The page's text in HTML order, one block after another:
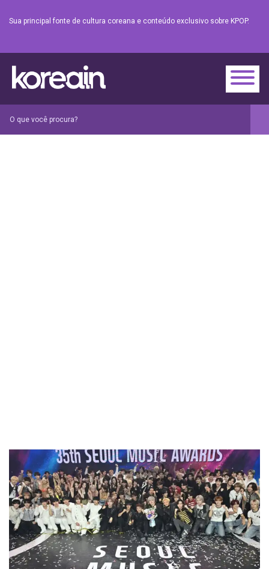
Sua principal fonte de cultura coreana e conteúdo exclusivo sobre KPOP.